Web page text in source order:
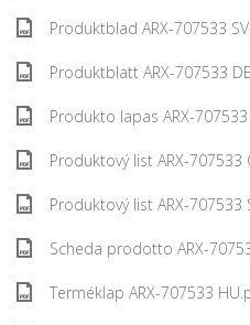
Produktblad ARX-707533
Produktblatt ARX-707533
Produkto lapas ARX-707533
Produktový list ARX-707533
Produktový list ARX-707533
Scheda prodotto ARX-
Terméklap ARX-707533